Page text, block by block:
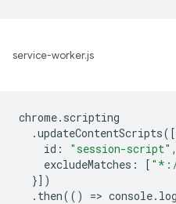
service-worker.js
chrome. scripting
.updateContentScripts
id : "session-script" ,
excludeMatches : [
}])
. then(() => console. log